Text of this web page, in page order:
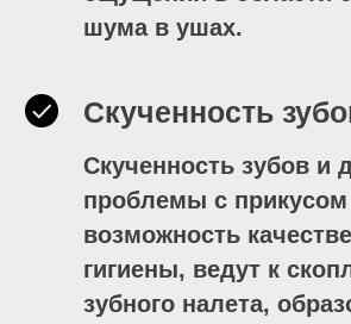
шума в ушах.
Скученность
Скученность зубов и
проблемы с
возможность
гигиены, ведут к
зубного налета,